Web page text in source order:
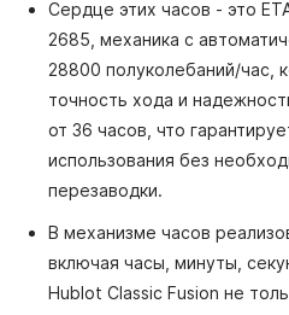
Сердце этих часов - это
2685, механика с
28800 полуколебаний/час,
точность хода и
от 36 часов, что
использования без
перезаводки.
В механизме часов
включая часы, минуты,
Hublot Classic Fusion не